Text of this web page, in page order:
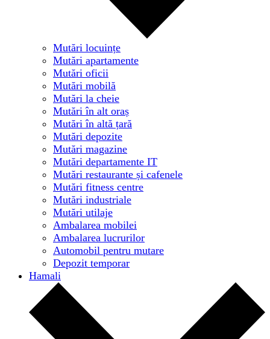
Mutări locuințe
Mutări apartamente
Mutări oficii
Mutări mobilă
Mutări la cheie
Mutări în alt oraș
Mutări în altă țară
Mutări depozite
Mutări magazine
Mutări departamente IT
Mutări restaurante și cafenele
Mutări fitness centre
Mutări industriale
Mutări utilaje
Ambalarea mobilei
Ambalarea lucrurilor
Automobil pentru mutare
Depozit temporar
Hamali